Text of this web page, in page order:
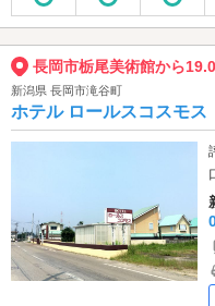
長岡市栃尾美術館から
新潟県 長岡市滝谷町
ホテル ロールスコスモス